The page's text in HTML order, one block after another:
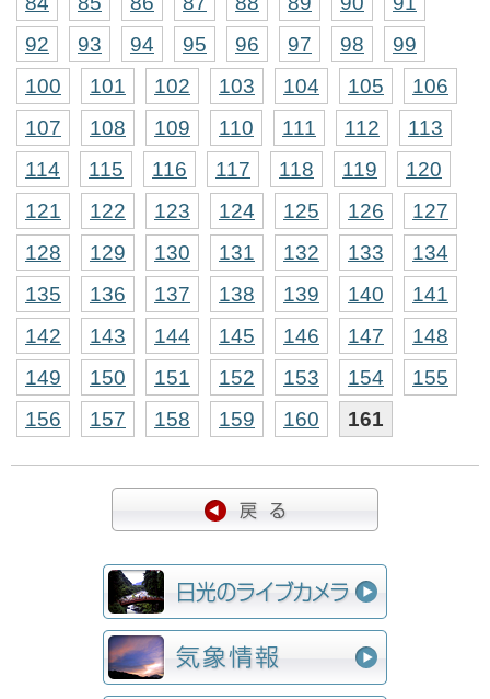
92
93 94 95 96 97 98
99
100
101 102 103 104 105
106
107
108 109 110 111 112
113
114
115 116 117 118 119
120
121
122 123 124 125 126
127
128
129 130 131 132 133
134
135
136 137 138 139 140
141
142
143 144 145 146 147
148
149
150 151 152 153 154
155
156
157 158 159 160 161